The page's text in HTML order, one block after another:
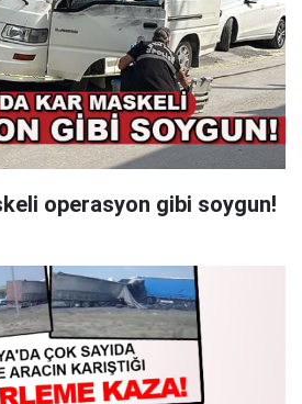
operasyon gibi soygun!